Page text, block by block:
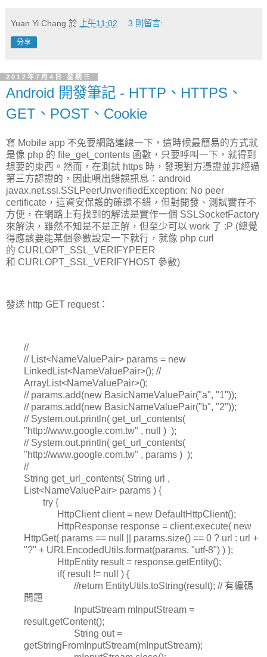
Yuan Yi Chang 於 上午11:02 3 則留言:
分享
2012年7月4日 星期三
Android 開發筆記 - HTTP、HTTPS、
GET、POST、Cookie
寫 Mobile app 不免要網路連線一下，這時候最簡易的方式就
是像 php 的 file_get_contents 函數，只要呼叫一下，就得到
想要的東西。然而，在測試 https 時，發現對方憑證並非經過
第三方認證的，因此噴出錯誤訊息：android
javax.net.ssl.SSLPeerUnverifiedException: No peer
certificate，這資安保護的確還不錯，但對開發、測試實在不
方便，在網路上有找到的解法是實作一個 SSLSocketFactory
來解決，雖然不知是不是正解，但至少可以 work 了 :P (總覺
得應該要能某個參數設定一下就行，就像 php curl
的 CURLOPT_SSL_VERIFYPEER
和 CURLOPT_SSL_VERIFYHOST 參數)
發送 http GET request：
//
// List<NameValuePair> params = new
LinkedList<NameValuePair>(); //
ArrayList<NameValuePair>();
// params.add(new BasicNameValuePair("a", "1"));
// params.add(new BasicNameValuePair("b", "2"));
// System.out.println( get_url_contents(
"http://www.google.com.tw" , null ) );
// System.out.println( get_url_contents(
"http://www.google.com.tw" , params ) );
//
String get_url_contents( String url ,
List<NameValuePair> params ) {
try {
HttpClient client = new DefaultHttpClient();
HttpResponse response = client.execute( new
HttpGet( params == null || params.size() == 0 ? url : url +
"?" + URLEncodedUtils.format(params, "utf-8") ) );
HttpEntity result = response.getEntity();
if( result != null ) {
//return EntityUtils.toString(result); // 有編碼
問題
InputStream mInputStream =
result.getContent();
String out =
getStringFromInputStream(mInputStream);